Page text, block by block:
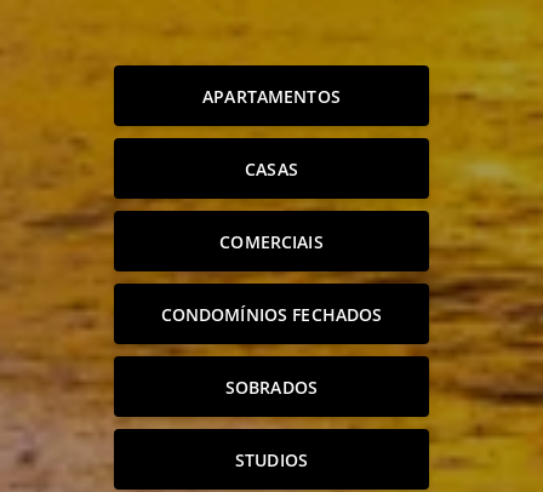
APARTAMENTOS
CASAS
COMERCIAIS
CONDOMÍNIOS FECHADOS
SOBRADOS
STUDIOS